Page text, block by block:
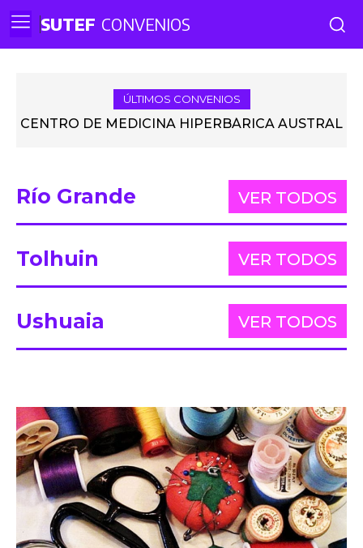
SUTEF CONVENIOS
ÚLTIMOS CONVENIOS
CENTRO DE MEDICINA HIPERBÁRICA AUSTRAL
Río Grande VER TODOS
Tolhuin VER TODOS
Ushuaia VER TODOS